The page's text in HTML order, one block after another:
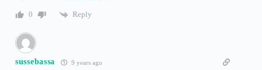
0
Reply
sussebassa 9 years ago